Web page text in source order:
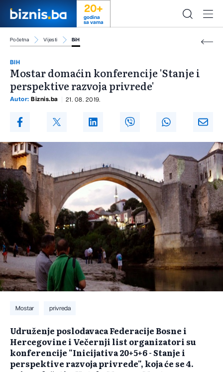
20+
godina
sa vama
Početna Vijesti BiH
BIH
Mostar domaćin konferencije 'Stanje i
perspektive razvoja privrede'
Autor: Biznis.ba 21. 08. 2019.
Mostar privreda
Udruženje poslodavaca Federacije Bosne i
Hercegovine i Večernji list organizatori su
konferencije "Inicijativa 20+5+6 - Stanje i
perspektive razvoja privrede", koja će se 4.